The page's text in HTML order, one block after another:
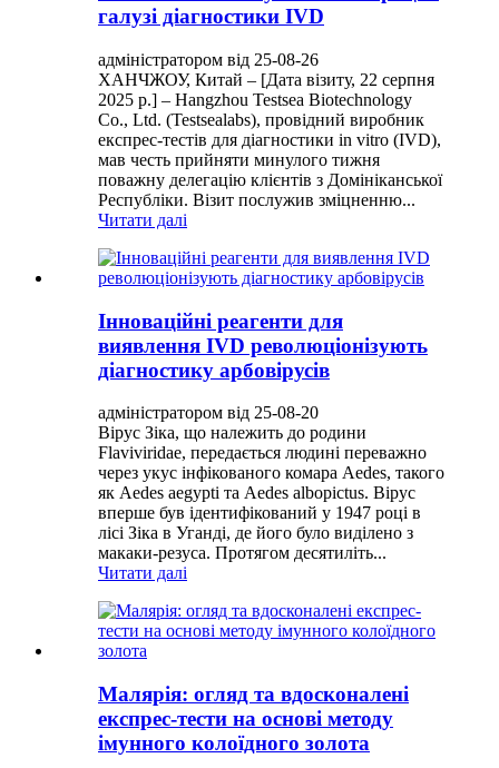
галузі діагностики IVD
адміністратором від 25-08-26
ХАНЧЖОУ, Китай – [Дата візиту, 22 серпня
2025 р.] – Hangzhou Testsea Biotechnology
Co., Ltd. (Testsealabs), провідний виробник
експрес-тестів для діагностики in vitro (IVD),
мав честь прийняти минулого тижня
поважну делегацію клієнтів з Домініканської
Республіки. Візит послужив зміцненню...
Читати далі
Інноваційні реагенти для
виявлення IVD революціонізують
діагностику арбовірусів
адміністратором від 25-08-20
Вірус Зіка, що належить до родини
Flaviviridae, передається людині переважно
через укус інфікованого комара Aedes, такого
як Aedes aegypti та Aedes albopictus. Вірус
вперше був ідентифікований у 1947 році в
лісі Зіка в Уганді, де його було виділено з
макаки-резуса. Протягом десятиліть...
Читати далі
Малярія: огляд та вдосконалені
експрес-тести на основі методу
імунного колоїдного золота